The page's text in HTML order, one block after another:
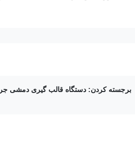
برجسته کردن: دستگاه قالب گیری دمشی